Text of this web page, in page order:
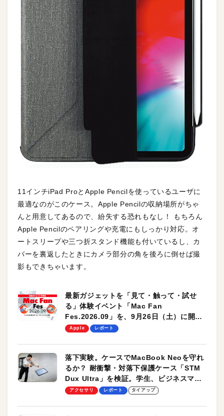
11インチiPad ProとApple Pencilを使っているユーザに
最適なのがこのケース。Apple Pencilの収納場所がちゃ
んと用意してあるので、紛失する恐れもなし！ もちろん
Apple Pencilのペアリングや充電にもしっかり対応。オ
ートスリープや三つ折スタンド機能も付いているし、カ
バーを裏返したときにカメラ部分の角を後ろに倒せば撮
影もできちゃいます。
最新ガジェットを「見て・触って・試せ
る」体験イベント「Mac Fan
Fes.2026.09」を、9月26日（土）に開催
します！
Apple レポート
落下実験。ケースでMacBook Neoを守れ
るか？ 耐衝撃・対落下保護ケース「STM
Dux Ultra」を検証。学生、ビジネスマン
のモバイルユースに最適！
アクセサリ レポート タイアップ